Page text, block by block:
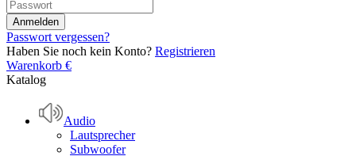
Passwort vergessen?
Haben Sie noch kein Konto? Registrieren
Warenkorb €
Katalog
Audio
Lautsprecher
Subwoofer